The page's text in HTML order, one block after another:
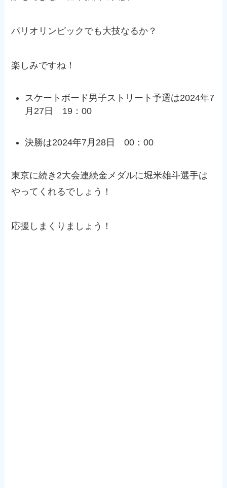
パリオリンピックでも大技なるか？
楽しみですね！
スケートボード男子ストリート予選は2024年7
月27日 19：00
決勝は2024年7月28日 00：00
東京に続き2大会連続金メダルに堀米雄斗選手は
やってくれるでしょう！
応援しまくりましょう！